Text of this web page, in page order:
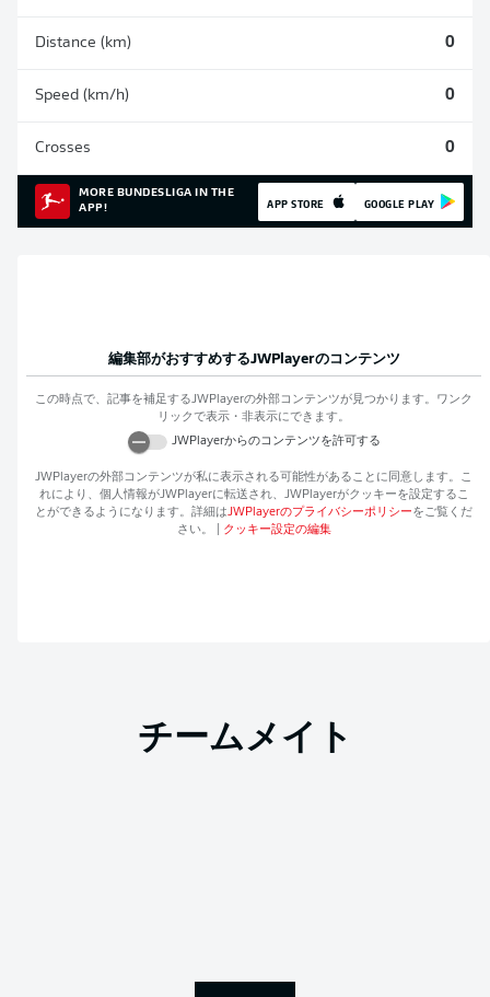
Distance (km) 0
Speed (km/h) 0
Crosses 0
MORE BUNDESLIGA IN THE
APP!
APP STORE GOOGLE PLAY
編集部がおすすめするJWPlayerのコンテンツ
この時点で、記事を補足するJWPlayerの外部コンテンツが見つかります。ワンク
リックで表示・非表示にできます。
JWPlayerからのコンテンツを許可する
JWPlayerの外部コンテンツが私に表示される可能性があることに同意します。こ
れにより、個人情報がJWPlayerに転送され、 JWPlayerがクッキーを設定するこ
とができるようになります。詳細はJWPlayerのプライバシーポリシーをご覧くだ
さい。
クッキー設定の編集
チームメイト